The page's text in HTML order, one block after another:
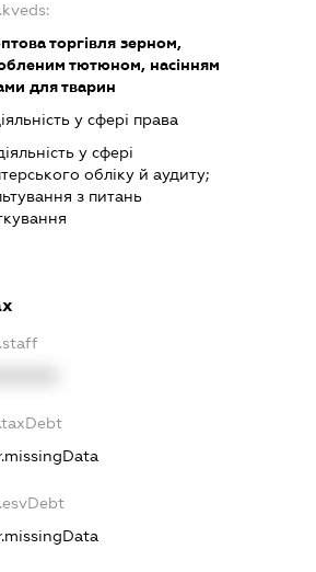
торгівля зерном,
тютюном, насінням
для тварин
у сфері права
у сфері
обліку й аудиту;
з питань